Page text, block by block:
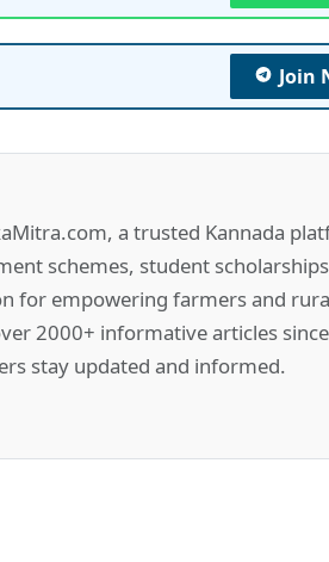
Join
a trusted Kannada
schemes, student
for empowering farmers and
2000+ informative articles since
stay updated and informed.